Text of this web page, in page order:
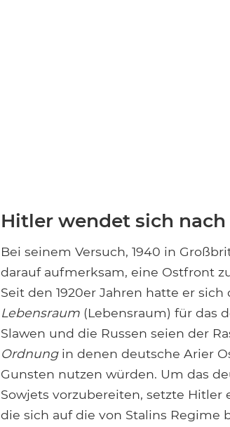
Hitler wendet sich nach
Bei seinem Versuch, 1940 in
darauf aufmerksam, eine Ostfront
Seit den 1920er Jahren hatte er
Lebensraum (Lebensraum) für das
Slawen und die Russen seien der
Ordnungin denen deutsche Arier
Gunsten nutzen würden. Um das
Sowjets vorzubereiten, setzte
die sich auf die von Stalins Regime